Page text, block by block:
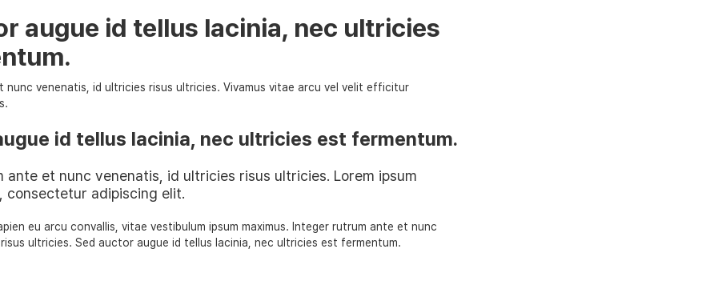
augue id tellus lacinia, nec ultricies
nunc venenatis, id ultricies risus ultricies. Vivamus vitae arcu vel velit efficitur
id tellus lacinia, nec ultricies est fermentum.
ante et nunc venenatis, id ultricies risus ultricies. Lorem ipsum
consectetur adipiscing elit.
eu arcu convallis, vitae vestibulum ipsum maximus. Integer rutrum ante et nunc
ultricies. Sed auctor augue id tellus lacinia, nec ultricies est fermentum.